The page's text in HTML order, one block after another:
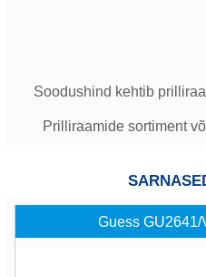
Soodushind kehtib
Prilliraamide sortiment
Guess